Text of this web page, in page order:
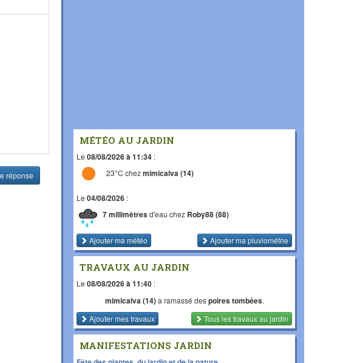
réponse
MÉTÉO AU JARDIN
Le 08/08/2026 à 11:34 :
23°C chezmimicalva (14)
Le 04/08/2026 :
7 millimètresd'eau chez Roby88 (88)
Ajouter ma météo Ajouter ma pluviométrie
TRAVAUX AU JARDIN
Le 08/08/2026 à 11:40 :
mimicalva (14)a ramassé despoires tombées.
Ajouter mes travaux
Tous les travauxau jardin
MANIFESTATIONS JARDIN